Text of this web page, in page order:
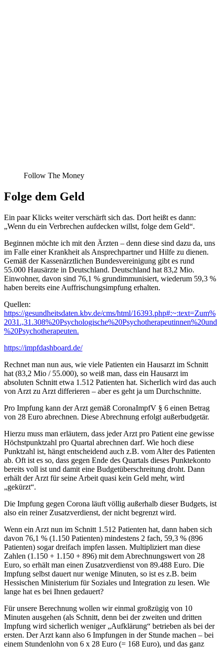
Follow The Money
Folge dem Geld
Ein paar Klicks weiter verschärft sich das. Dort heißt es dann:
„Wenn du ein Verbrechen aufdecken willst, folge dem Geld“.
Beginnen möchte ich mit den Ärzten – denn diese sind dazu da, uns
im Falle einer Krankheit als Ansprechpartner und Hilfe zu dienen.
Gemäß der Kassenärztlichen Bundesvereinigung gibt es rund
55.000 Hausärzte in Deutschland. Deutschland hat 83,2 Mio.
Einwohner, davon sind 76,1 % grundimmunisiert, wiederum 59,3 %
haben bereits eine Auffrischungsimpfung erhalten.
Quellen:
https://gesundheitsdaten.kbv.de/cms/html/16393.php#:~:text=Zum%
2031.,31.308%20Psychologische%20Psychotherapeutinnen%20und
%20Psychotherapeuten.
https://impfdashboard.de/
Rechnet man nun aus, wie viele Patienten ein Hausarzt im Schnitt
hat (83,2 Mio / 55.000), so weiß man, dass ein Hausarzt im
absoluten Schnitt etwa 1.512 Patienten hat. Sicherlich wird das auch
von Arzt zu Arzt differieren – aber es geht ja um Durchschnitte.
Pro Impfung kann der Arzt gemäß CoronaImpfV § 6 einen Betrag
von 28 Euro abrechnen. Diese Abrechnung erfolgt außerbudgetär.
Hierzu muss man erläutern, dass jeder Arzt pro Patient eine gewisse
Höchstpunktzahl pro Quartal abrechnen darf. Wie hoch diese
Punktzahl ist, hängt entscheidend auch z.B. vom Alter des Patienten
ab. Oft ist es so, dass gegen Ende des Quartals dieses Punktekonto
bereits voll ist und damit eine Budgetüberschreitung droht. Dann
erhält der Arzt für seine Arbeit quasi kein Geld mehr, wird
„gekürzt“.
Die Impfung gegen Corona läuft völlig außerhalb dieser Budgets, ist
also ein reiner Zusatzverdienst, der nicht begrenzt wird.
Wenn ein Arzt nun im Schnitt 1.512 Patienten hat, dann haben sich
davon 76,1 % (1.150 Patienten) mindestens 2 fach, 59,3 % (896
Patienten) sogar dreifach impfen lassen. Multipliziert man diese
Zahlen (1.150 + 1.150 + 896) mit dem Abrechnungswert von 28
Euro, so erhält man einen Zusatzverdienst von 89.488 Euro. Die
Impfung selbst dauert nur wenige Minuten, so ist es z.B. beim
Hessischen Ministerium für Soziales und Integration zu lesen. Wie
lange hat es bei Ihnen gedauert?
Für unsere Berechnung wollen wir einmal großzügig von 10
Minuten ausgehen (als Schnitt, denn bei der zweiten und dritten
Impfung wird sicherlich weniger „Aufklärung“ betrieben als bei der
ersten. Der Arzt kann also 6 Impfungen in der Stunde machen – bei
einem Stundenlohn von 6 x 28 Euro (= 168 Euro), und das ganz